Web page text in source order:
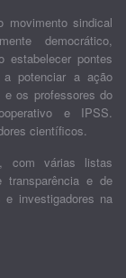
sindical
democrático,
estabelecer pontes
potenciar a ação
e os professores do
e IPSS.
científicos.
com várias listas
transparência e de
e investigadores na